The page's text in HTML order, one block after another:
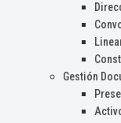
Gestión